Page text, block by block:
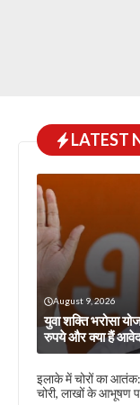
LATEST
August 9, 2026
युवा शक्ति भरोसा
रुपये और क्या हैं
इलाके में चोरों का
चोरी, लाखों के आभूषण